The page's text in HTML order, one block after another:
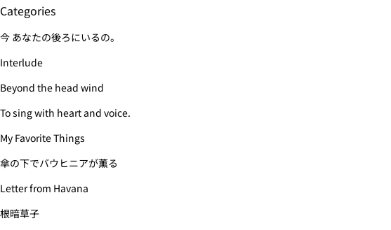
Categories
今 あなたの後ろにいるの。
Interlude
Beyond the head wind
To sing with heart and voice.
My Favorite Things
傘の下でバウヒニアが薫る
Letter from Havana
根暗草子